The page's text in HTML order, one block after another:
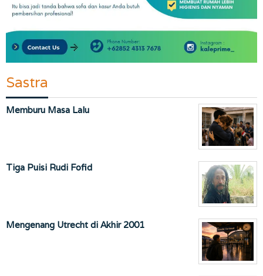
Sastra
Memburu Masa Lalu
Tiga Puisi Rudi Fofid
Mengenang Utrecht di Akhir 2001